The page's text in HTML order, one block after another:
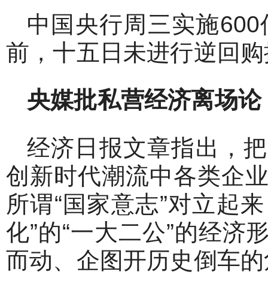
中国央行周三实施
前，十五日未进行逆回
央媒批私营经济离场
经济日报文章指出，
创新时代潮流中各类企
所谓“国家意志”对立起
化”的“一大二公”的经济
而动、企图开历史倒车